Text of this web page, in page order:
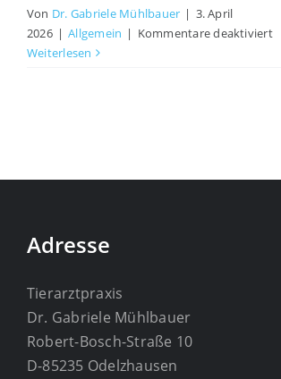
Von Dr. Gabriele Mühlbauer | 3. April
2026 | Allgemein | Kommentare deaktiviertfür
Weiterlesen
Adresse
Tierarztpraxis
Dr. Gabriele Mühlbauer
Robert-Bosch-Straße 10
D-85235 Odelzhausen